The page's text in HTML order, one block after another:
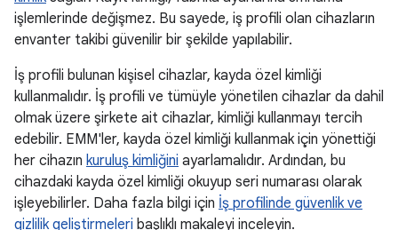
işlemlerinde değişmez. Bu sayede, iş profili olan cihazların
envanter takibi güvenilir bir şekilde yapılabilir.
İş profili bulunan kişisel cihazlar, kayda özel kimliği
kullanmalıdır. İş profili ve tümüyle yönetilen cihazlar da dahil
olmak üzere şirkete ait cihazlar, kimliği kullanmayı tercih
edebilir. EMM'ler, kayda özel kimliği kullanmak için yönettiği
her cihazın kuruluş kimliğini ayarlamalıdır. Ardından, bu
cihazdaki kayda özel kimliği okuyup seri numarası olarak
işleyebilirler. Daha fazla bilgi için İş profilinde güvenlik ve
gizlilik geliştirmeleri başlıklı makaleyi inceleyin.